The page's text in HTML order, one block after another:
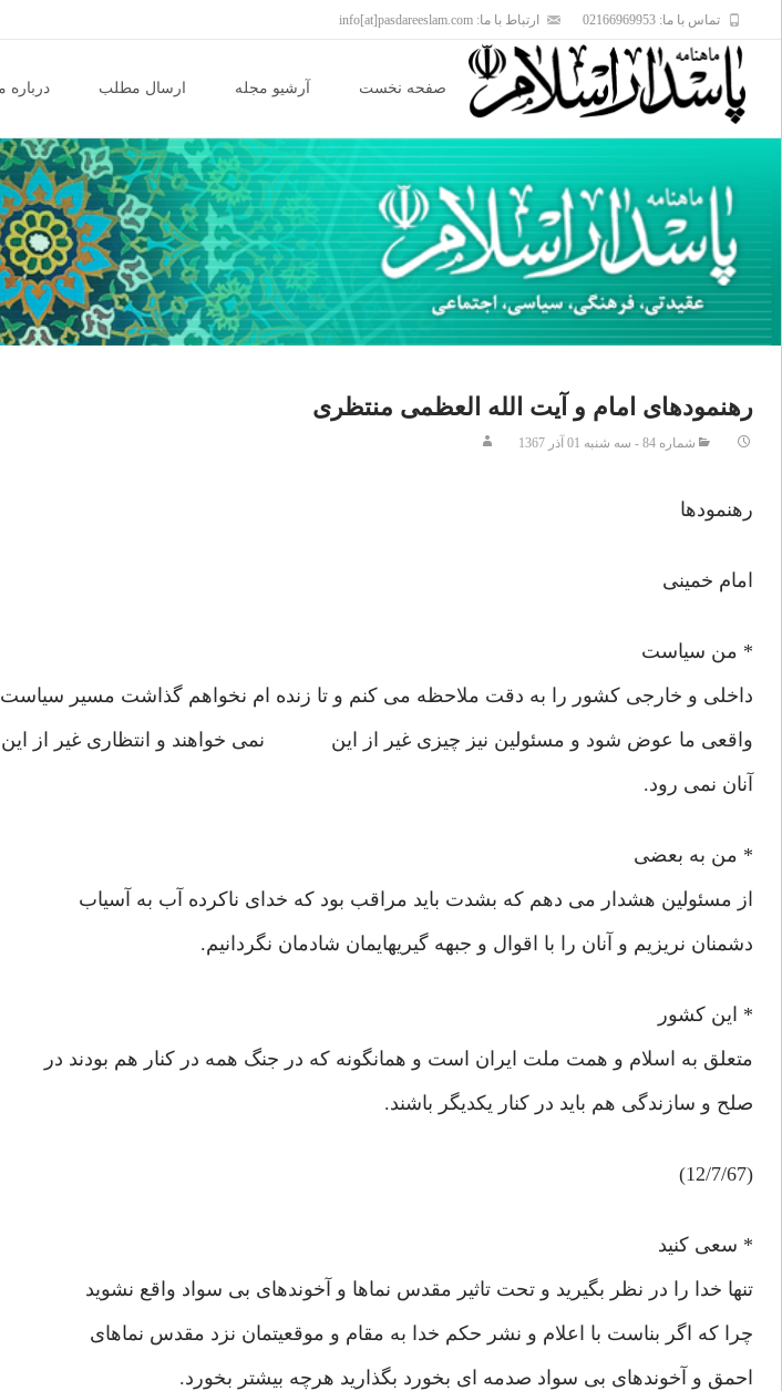
تماس با ما: 02166969953 ارتباط با ما: info[at]pasdareeslam.com
content
صفحه نخست آرشیو مجله ارسال مطلب درباره
رهنمودهای امام و آیت الله العظمی منتظری
شماره 84 - سه شنبه 01 آذر 1367
رهنمودها
امام خمینی
* من سیاست
داخلی و خارجی کشور را به دقت ملاحظه می کنم و تا زنده ام نخواهم گذاشت مسیر سیاست
واقعی ما عوض شود و مسئولین نیز چیزی غیر از این نمی خواهند و انتظاری غیر از این
آنان نمی رود.
* من به بعضی
از مسئولین هشدار می دهم که بشدت باید مراقب بود که خدای ناکرده آب به آسیاب
دشمنان نریزیم و آنان را با اقوال و جبهه گیریهایمان شادمان نگردانیم.
* این کشور
متعلق به اسلام و همت ملت ایران است و همانگونه که در جنگ همه در کنار هم بودند در
صلح و سازندگی هم باید در کنار یکدیگر باشند.
(12/7/67)
* سعی کنید
تنها خدا را در نظر بگیرید و تحت تاثیر مقدس نماها و آخوندهای بی سواد واقع نشوید
چرا که اگر بناست با اعلام و نشر حکم خدا به مقام و موقعیتمان نزد مقدس نماهای
احمق و آخوندهای بی سواد صدمه ای بخورد بگذارید هرچه بیشتر بخورد.